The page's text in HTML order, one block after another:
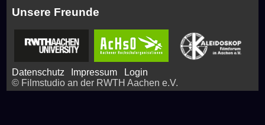
Unsere Freunde
Datenschutz Impressum
Login
© Filmstudio an der RWTH Aachen e.V.